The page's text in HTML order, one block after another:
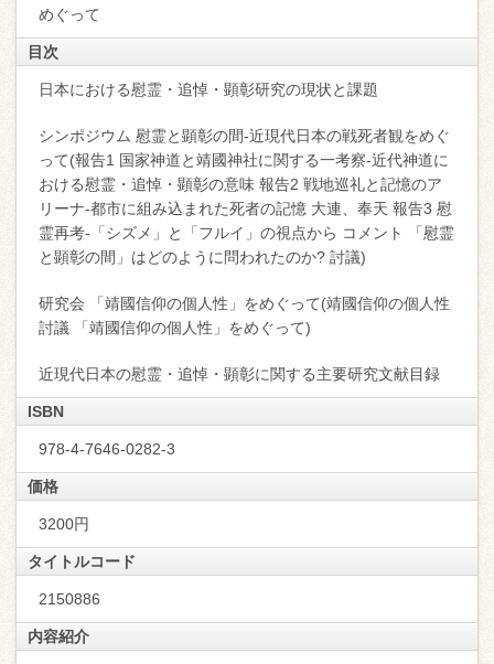
めぐって
目次
日本における慰霊・追悼・顕彰研究の現状と課題
シンポジウム 慰霊と顕彰の間-近現代日本の戦死者観をめぐ
って(報告1 国家神道と靖國神社に関する一考察-近代神道に
おける慰霊・追悼・顕彰の意味 報告2 戦地巡礼と記憶のア
リーナ-都市に組み込まれた死者の記憶 大連、奉天 報告3 慰
霊再考-「シズメ」と「フルイ」の視点から コメント 「慰霊
と顕彰の間」はどのように問われたのか? 討議)
研究会 「靖國信仰の個人性」をめぐって(靖國信仰の個人性
討議 「靖國信仰の個人性」をめぐって)
近現代日本の慰霊・追悼・顕彰に関する主要研究文献目録
ISBN
978-4-7646-0282-3
価格
3200円
タイトルコード
2150886
内容紹介